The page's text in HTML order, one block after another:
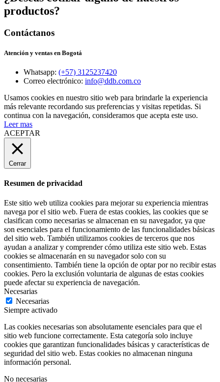
productos?
Contáctanos
Atención y ventas en Bogotá
Whatsapp: (+57) 3125237420
Correo electrónico: info@ddb.com.co
Usamos cookies en nuestro sitio web para brindarle la experiencia
más relevante recordando sus preferencias y visitas repetidas. Si
continua con la navegación, consideramos que acepta este uso.
Leer mas
ACEPTAR
Cerrar
Resumen de privacidad
Este sitio web utiliza cookies para mejorar su experiencia mientras
navega por el sitio web. Fuera de estas cookies, las cookies que se
clasifican como necesarias se almacenan en su navegador, ya que
son esenciales para el funcionamiento de las funcionalidades básicas
del sitio web. También utilizamos cookies de terceros que nos
ayudan a analizar y comprender cómo utiliza este sitio web. Estas
cookies se almacenarán en su navegador solo con su
consentimiento. También tiene la opción de optar por no recibir estas
cookies. Pero la exclusión voluntaria de algunas de estas cookies
puede afectar su experiencia de navegación.
Necesarias
Necesarias
Siempre activado
Las cookies necesarias son absolutamente esenciales para que el
sitio web funcione correctamente. Esta categoría solo incluye
cookies que garantizan funcionalidades básicas y características de
seguridad del sitio web. Estas cookies no almacenan ninguna
información personal.
No necesarias